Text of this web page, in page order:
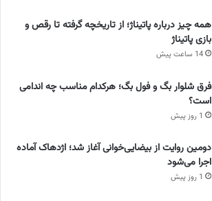
همه چیز درباره پاتیناژ؛ از تاریخچه گرفته تا رقص و
بازی پاتیناژ
14 ساعت پیش
فرق شلوار بگ و فول بگ؛ هرکدام مناسب چه اندامی
است؟
1 روز پیش
دومین روایت از بیضایی‌خوانی آغاز شد؛ اژدهاک آماده
اجرا می‌شود
1 روز پیش